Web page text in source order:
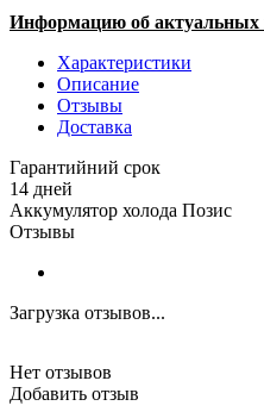
Информацию об актуальных
Характеристики
Описание
Отзывы
Доставка
Гарантийний срок
14 дней
Аккумулятор холода Позис
Отзывы
Загрузка отзывов...
Нет отзывов
Добавить отзыв